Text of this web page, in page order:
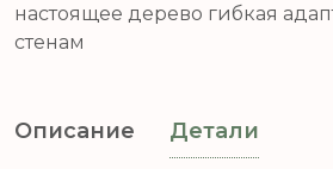
настоящее дерево гибкая
стенам
Описание Детали